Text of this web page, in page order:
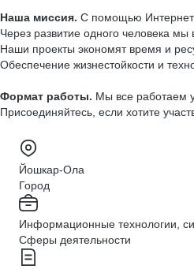
Наша миссия. С помощью
Через развитие одного человека
Наши проекты экономят время и
Обеспечение жизнестойкости и
Формат работы. Мы все работаем
Присоединяйтесь, если хотите
Йошкар-Ола
Город
Информационные технологии,
Сферы деятельности